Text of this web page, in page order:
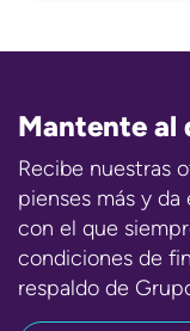
Mantente al
Recibe nuestras
pienses más y
con el que
condiciones de
respaldo de